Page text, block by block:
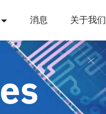
消息 关于我们